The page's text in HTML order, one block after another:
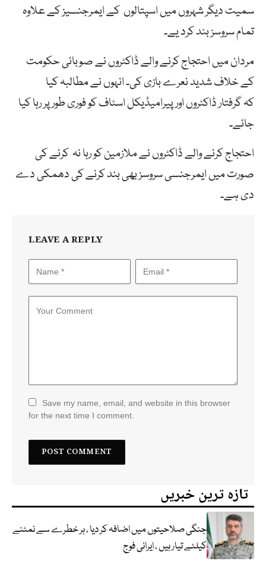
سمیت دیگر شہروں میں اسپتالوں کے ایمرجنسیز کے علاوہ
تمام سروسز بند کرد یے۔
مردان میں احتجاج کرنے والے ڈاکٹروں نے صوبائی حکومت
کے خلاف شدید نعرے بازی کی۔ انہوں نے مطالبہ کیا
کہ گرفتار ڈاکٹروں اور پیرامیڈیکل اسٹاف کو فوری طور پر رہا کیا
جائے۔
احتجاج کرنے والے ڈاکٹروں نے ملازمین کو رہا نہ کرنے کی
صورت میں ایمرجنسی سروسز بھی بند کرنے کی دھمکی دے
دی ہے۔
LEAVE A REPLY
Save my name, email, and website in this browser
for the next time I comment.
تازہ ترین خبریں
جنگی صلاحیتوں میں اضافہ کر دیا ، ہر خطرے سے نمٹنے
کیلئے تیار ہیں ، ایرانی فوج